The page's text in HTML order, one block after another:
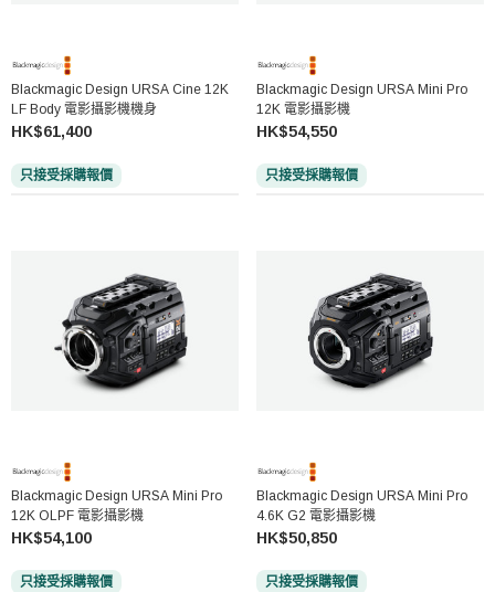
Blackmagic Design URSA Cine 12K
LF Body 電影攝影機機身
HK$61,400
只接受採購報價
Blackmagic Design URSA Mini Pro
12K 電影攝影機
HK$54,550
只接受採購報價
Blackmagic Design URSA Mini Pro
12K OLPF 電影攝影機
HK$54,100
只接受採購報價
Blackmagic Design URSA Mini Pro
4.6K G2 電影攝影機
HK$50,850
只接受採購報價